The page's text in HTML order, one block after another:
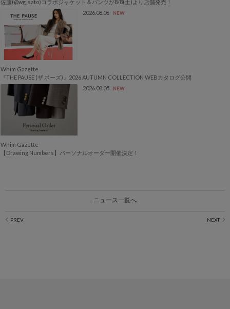
佐藤(@wg_sato)コラボジャケット＆パンツが8/8(土)より店舗発売！
2026.08.06
NEW
Whim Gazette
『THE PAUSE (ザ ポーズ)』2026 AUTUMN COLLECTION WEBカタログ公開
2026.08.05
NEW
Whim Gazette
【Drawing Numbers】パーソナルオーダー開催決定！
ニュース一覧へ